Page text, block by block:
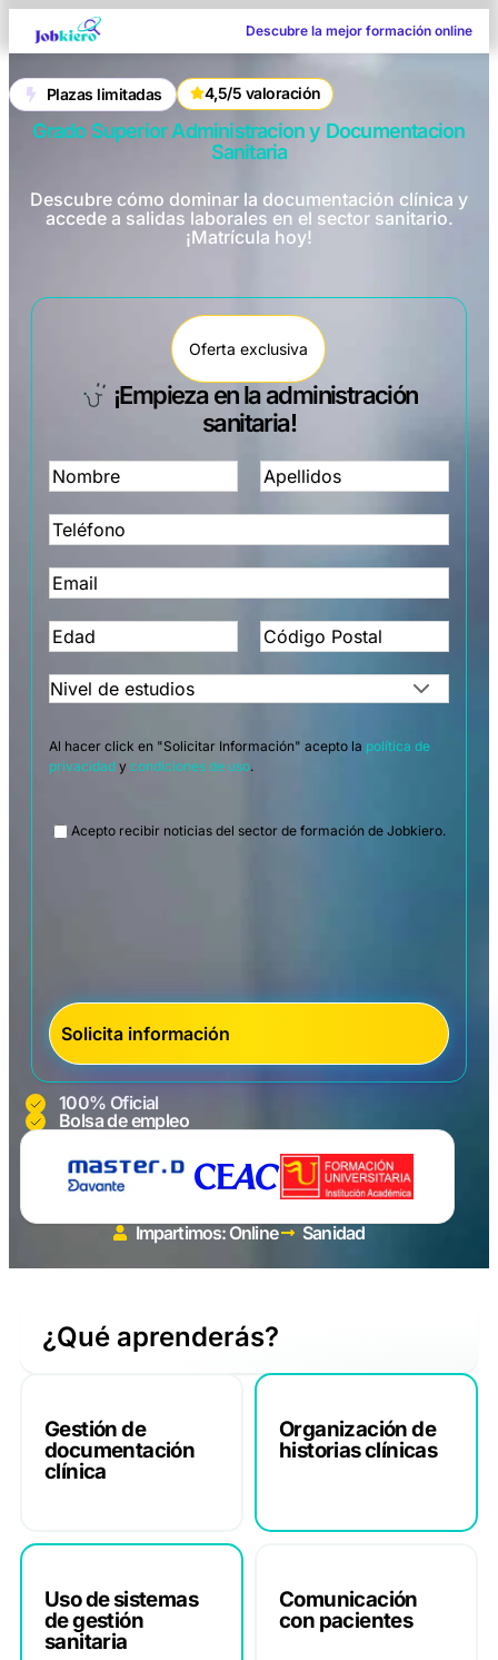
Descubre la mejor formación online
Plazas limitadas 4,5/5 valoración
Grado Superior Administracion y Documentacion
Sanitaria
Descubre cómo dominar la documentación clínica y
accede a salidas laborales en el sector sanitario.
¡Matrícula hoy!
Oferta exclusiva
¡Empieza en la administración
sanitaria!
Al hacer click en "Solicitar Información" acepto la política de
privacidadycondiciones de uso.
Legal
Acepto recibir noticias del sector de formación de Jobkiero.
100% Oficial
Bolsa de empleo
Impartimos: Online Sanidad
¿Qué aprenderás?
Gestión de
documentación
clínica
Organización de
historias clínicas
Uso de sistemas
de gestión
sanitaria
Comunicación
con pacientes